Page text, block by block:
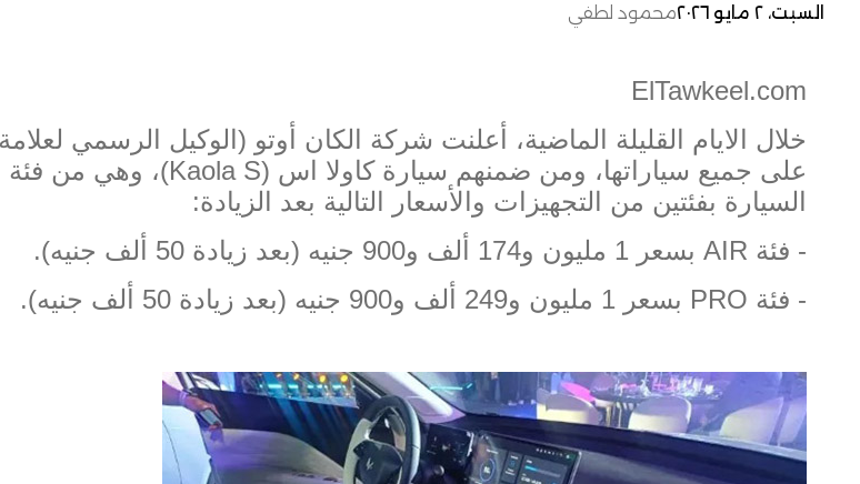
السبت، ٢ مايو ٢٠٢٦ محمود لطفي
ElTawkeel.com
خلال الايام القليلة الماضية، أعلنت شركة الكان أوتو ( الوكيل الرسمي
على جميع سياراتها، ومن ضمنهم سيارة كاولا اس (Kaola S) ، وهي من فئة
السيارة بفئتين من التجهيزات والأسعار التالية بعد الزيادة:
- فئة AIR بسعر 1 مليون و174 ألف و900 جنيه (بعد زيادة 50 ألف جنيه).
- فئة PRO بسعر 1 مليون و249 ألف و900 جنيه (بعد زيادة 50 ألف جنيه).